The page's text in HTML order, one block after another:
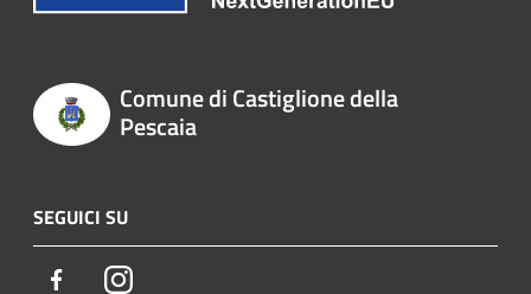
Comune di Castiglione della
Pescaia
SEGUICI SU
FacebookInstagram